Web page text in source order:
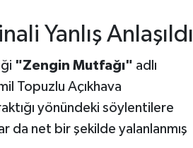
Yanlış Anlaşıldı
"Zengin Mutfağı" adlı
Topuzlu Açıkhava
yönündeki söylentilere
da net bir şekilde yalanlanmış